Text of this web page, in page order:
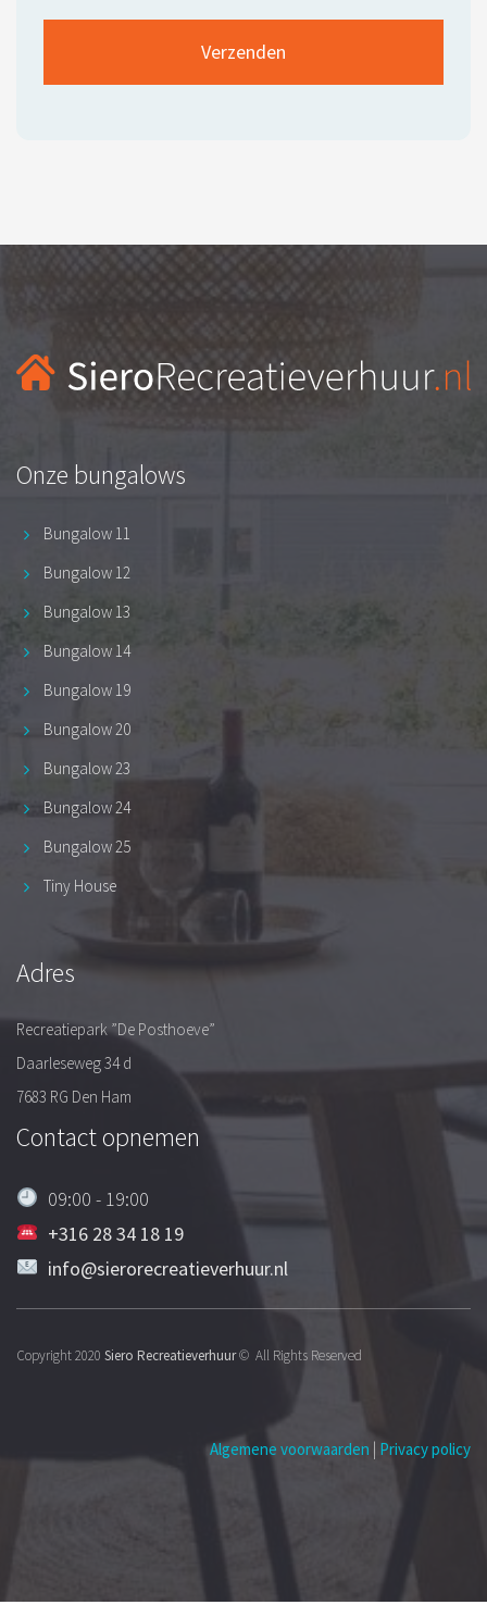
Onze bungalows
Bungalow 11
Bungalow 12
Bungalow 13
Bungalow 14
Bungalow 19
Bungalow 20
Bungalow 23
Bungalow 24
Bungalow 25
Tiny House
Adres
Recreatiepark ”De Posthoeve”
Daarleseweg 34 d
7683 RG Den Ham
Contact opnemen
09:00 - 19:00
+316 28 34 18 19
info@sierorecreatieverhuur.nl
Copyright 2020 Siero Recreatieverhuur© All Rights Reserved
Algemene voorwaarden | Privacy policy